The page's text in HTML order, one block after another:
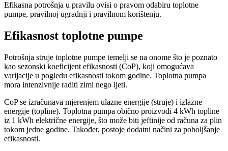
Efikasna potrošnja u pravilu ovisi o pravom odabiru toplotne
pumpe, pravilnoj ugradnji i pravilnom korištenju.
Efikasnost toplotne pumpe
Potrošnja struje toplotne pumpe temelji se na onome što je poznato
kao sezonski koeficijent efikasnosti (CoP), koji omogućava
varijacije u pogledu efikasnosti tokom godine. Toplotna pumpa
mora intenzivnije raditi zimi nego ljeti.
CoP se izračunava mjerenjem ulazne energije (struje) i izlazne
energije (topline). Toplotna pumpa obično proizvodi 4 kWh topline
iz 1 kWh električne energije, što može biti jeftinije od računa za plin
tokom jedne godine. Također, postoje dodatni načini za poboljšanje
efikasnosti.